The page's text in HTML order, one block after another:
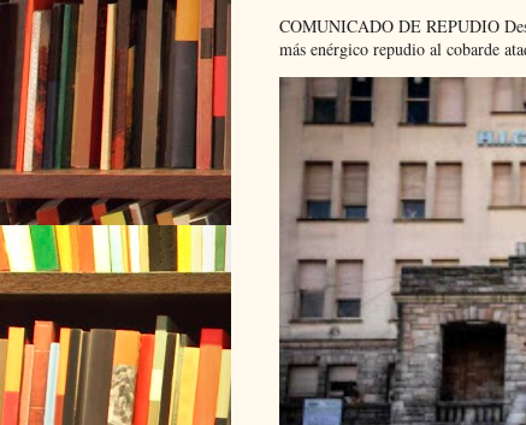
COMUNICADO DE REPUDIO
más enérgico repudio al cobarde